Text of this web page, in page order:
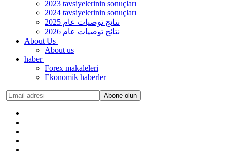
2023 tavsiyelerinin sonuçları
2024 tavsiyelerinin sonuçları
نتائج توصيات عام 2025
نتائج توصيات عام 2026
About Us
About us
haber
Forex makaleleri
Ekonomik haberler
Abone olun